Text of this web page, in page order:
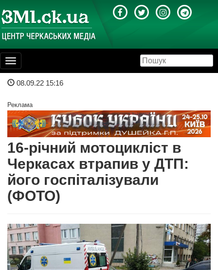
Toggle
navigation
08.09.22 15:16
Реклама
16-річний мотоцикліст в
Черкасах втрапив у ДТП:
його госпіталізували
(ФОТО)